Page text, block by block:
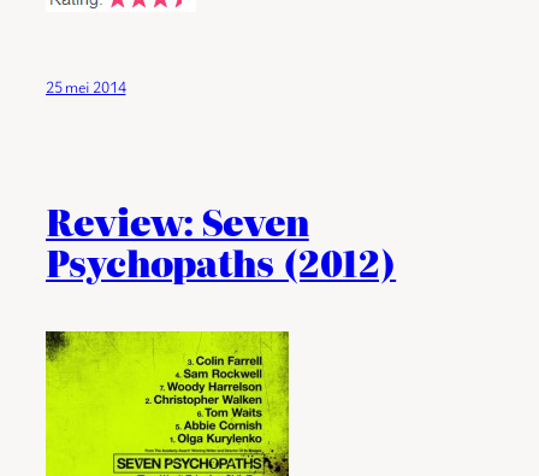
25 mei 2014
Review: Seven
Psychopaths (2012)